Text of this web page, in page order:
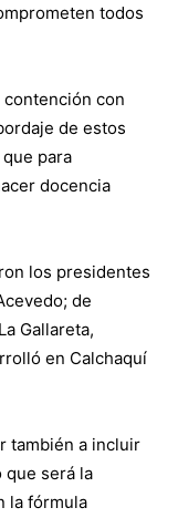
todos
con
de estos
para
docencia
los presidentes
de
Gallareta,
en Calchaquí
también a incluir
que será la
la fórmula